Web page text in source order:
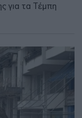
για τα Τέμπη